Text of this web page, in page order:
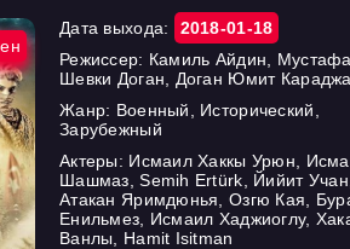
Дата выхода:
2018-01-18
Режиссер: Камиль Айдин, Мустафа
Шевки Доган, Доган Юмит Караджа
Жанр: Военный, Исторический,
Зарубежный
Актеры: Исмаил Хаккы Урюн,
Шашмаз, Semih Ertürk, Йийит Учан,
Атакан Яримдюнья, Озгю Кая,
Енильмез, Исмаил Хаджиоглу,
Ванлы, Hamit Isitman